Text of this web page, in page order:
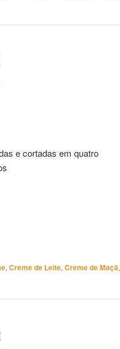
e cortadas em quatro
, Creme de Leite, Creme de Maçã,